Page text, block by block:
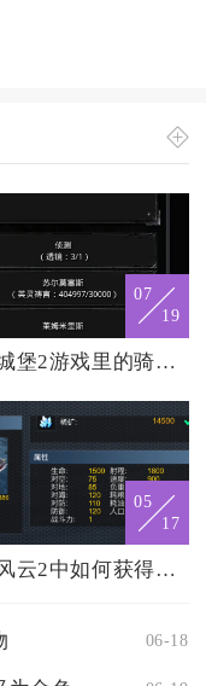
07
19
地下城堡2游戏里的骑士盾怎么找到
05
17
二战风云2中如何获得独特的虎王
06-18